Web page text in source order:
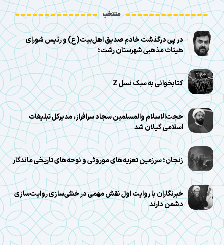
منتخب
در پی درگذشت خادم صدیق اهل‌بیت(ع) و رئیس شورای
هیئات مذهبی شهرستان رشت؛
کتابخوانی به سبک نسل Z
حجت‌الاسلام والمسلمین سجاد سرافراز، مدیرکل تبلیغات
اسلامی گیلان شد
زنجان؛ سرزمین تعزیه‌های موروثی و نوحه‌های تاریخی ماندگار
خبرنگاران با روایت اول نقش مهمی در خنثی‌سازی روایت‌سازی
دشمن دارند